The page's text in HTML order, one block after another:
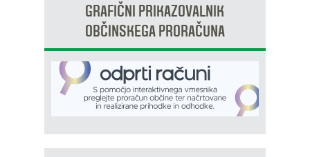
GRAFIČNI PRIKAZOVALNIK
OBČINSKEGA PRORAČUNA